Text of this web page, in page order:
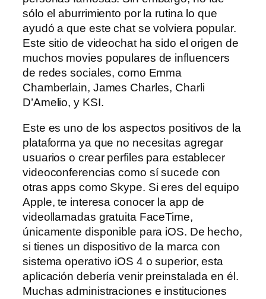
sólo el aburrimiento por la rutina lo que
ayudó a que este chat se volviera popular.
Este sitio de videochat ha sido el origen de
muchos movies populares de influencers
de redes sociales, como Emma
Chamberlain, James Charles, Charli
D’Amelio, y KSI.
Este es uno de los aspectos positivos de la
plataforma ya que no necesitas agregar
usuarios o crear perfiles para establecer
videoconferencias como sí sucede con
otras apps como Skype. Si eres del equipo
Apple, te interesa conocer la app de
videollamadas gratuita FaceTime,
únicamente disponible para iOS. De hecho,
si tienes un dispositivo de la marca con
sistema operativo iOS 4 o superior, esta
aplicación debería venir preinstalada en él.
Muchas administraciones e instituciones